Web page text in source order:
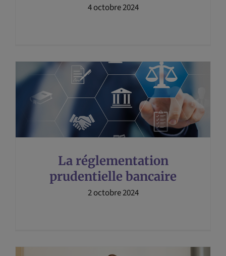
4 octobre 2024
La réglementation
prudentielle bancaire
2 octobre 2024